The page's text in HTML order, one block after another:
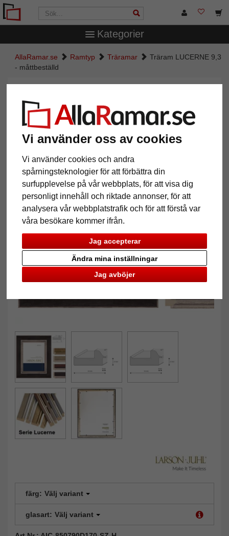
Vi använder oss av cookies
Vi använder cookies och andra
spårningsteknologier för att förbättra din
surfupplevelse på vår webbplats, för att visa dig
personligt innehåll och riktade annonser, för att
analysera vår webbplatstrafik och för att förstå var
våra besökare kommer ifrån.
Jag accepterar
Jag avböjer
Ändra mina inställningar
Kategorier
AllaRamar.se Ramtyp Träramar
Träram LUCERNE 9,3
- måttbeställd
måttbeställd
färg: Välj variant
glasart: Välj variant